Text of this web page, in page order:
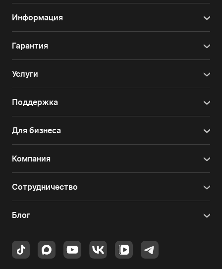
Информация
Гарантия
Услуги
Поддержка
Для бизнеса
Компания
Сотрудничество
Блог